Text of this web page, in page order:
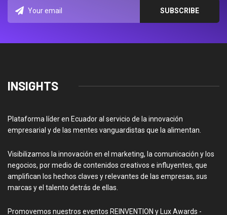
INSIGHTS
Plataforma líder en Ecuador al servicio de la innovación
empresarial y de las mentes vanguardistas que la alimentan.
Visibilizamos la innovación en el marketing, la comunicación y los
negocios, por medio de contenidos creativos e influyentes, que
amplifican los hechos claves y relevantes de las empresas, sus
marcas y el talento detrás de ellas.
Promovemos nuestros eventos REINVENTION y Lux Awards -